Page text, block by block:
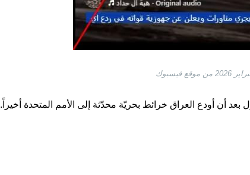
بعد أن أودع العراق خرائط بحريّة محدّثة إلى الأمم المتحدة أخيراً.